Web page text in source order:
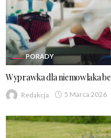
PORADY
Wyprawka dla niemowlaka
Redakcja 5 Marca 2026